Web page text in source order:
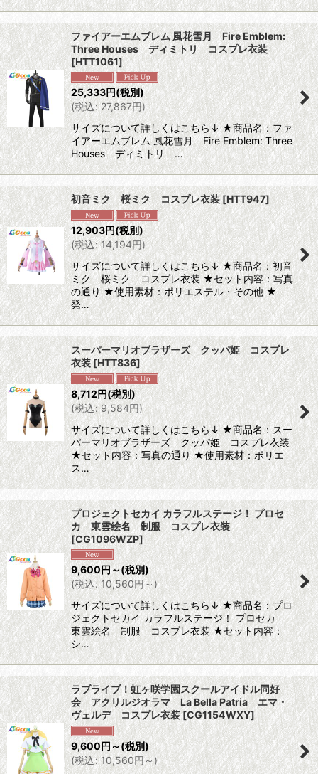
ファイアーエムブレム 風花雪月 Fire Emblem:
Three Houses ディミトリ コスプレ衣装
[HTT1061]
25,333円(税別)
(税込: 27,867円)
サイズについて詳しくはこちら↓ ★商品名：ファ
イアーエムブレム 風花雪月 Fire Emblem: Three
Houses ディミトリ …
初音ミク 桜ミク コスプレ衣装 [HTT947]
12,903円(税別)
(税込: 14,194円)
サイズについて詳しくはこちら↓ ★商品名：初音
ミク 桜ミク コスプレ衣装 ★セット内容：写真
の通り ★使用素材：ポリエステル・その他 ★
発…
スーパーマリオブラザーズ クッパ姫 コスプレ
衣装[HTT836]
8,712円(税別)
(税込: 9,584円)
サイズについて詳しくはこちら↓ ★商品名：スー
パーマリオブラザーズ クッパ姫 コスプレ衣装
★セット内容：写真の通り ★使用素材：ポリエ
ス…
プロジェクトセカイ カラフルステージ！ プロセ
カ 東雲絵名 制服 コスプレ衣装
[CG1096WZP]
9,600円～(税別)
(税込: 10,560円～)
サイズについて詳しくはこちら↓ ★商品名：プロ
ジェクトセカイ カラフルステージ！ プロセカ
東雲絵名 制服 コスプレ衣装 ★セット内容：
シ…
ラブライブ！虹ヶ咲学園スクールアイドル同好
会 アクリルジオラマ La Bella Patria エマ・
ヴェルデ コスプレ衣装[CG1154WXY]
9,600円～(税別)
(税込: 10,560円～ )